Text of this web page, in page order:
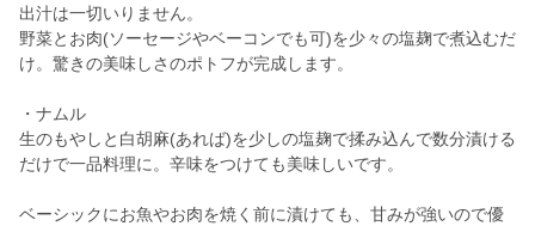
出汁は一切いりません。
野菜とお肉(ソーセージやベーコンでも可)を少々の塩麹で煮込むだ
け。驚きの美味しさのポトフが完成します。
・ナムル
生のもやしと白胡麻(あれば)を少しの塩麹で揉み込んで数分漬ける
だけで一品料理に。辛味をつけても美味しいです。
ベーシックにお魚やお肉を焼く前に漬けても、甘みが強いので優